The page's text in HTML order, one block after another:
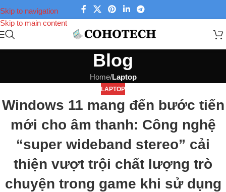
Skip to navigation
Skip to main content
Blog
Home/Laptop
LAPTOP
Windows 11 mang đến bước tiến
mới cho âm thanh: Công nghệ
“super wideband stereo” cải
thiện vượt trội chất lượng trò
chuyện trong game khi sử dụng